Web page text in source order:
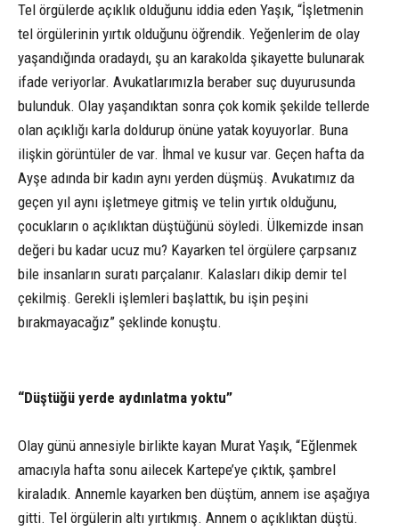
Tel örgülerde açıklık olduğunu iddia eden Yaşık, “İşletmenin
tel örgülerinin yırtık olduğunu öğrendik. Yeğenlerim de olay
yaşandığında oradaydı, şu an karakolda şikayette bulunarak
ifade veriyorlar. Avukatlarımızla beraber suç duyurusunda
bulunduk. Olay yaşandıktan sonra çok komik şekilde tellerde
olan açıklığı karla doldurup önüne yatak koyuyorlar. Buna
ilişkin görüntüler de var. İhmal ve kusur var. Geçen hafta da
Ayşe adında bir kadın aynı yerden düşmüş. Avukatımız da
geçen yıl aynı işletmeye gitmiş ve telin yırtık olduğunu,
çocukların o açıklıktan düştüğünü söyledi. Ülkemizde insan
değeri bu kadar ucuz mu? Kayarken tel örgülere çarpsanız
bile insanların suratı parçalanır. Kalasları dikip demir tel
çekilmiş. Gerekli işlemleri başlattık, bu işin peşini
bırakmayacağız” şeklinde konuştu.
“Düştüğü yerde aydınlatma yoktu”
Olay günü annesiyle birlikte kayan Murat Yaşık, “Eğlenmek
amacıyla hafta sonu ailecek Kartepe’ye çıktık, şambrel
kiraladık. Annemle kayarken ben düştüm, annem ise aşağıya
gitti. Tel örgülerin altı yırtıkmış. Annem o açıklıktan düştü.